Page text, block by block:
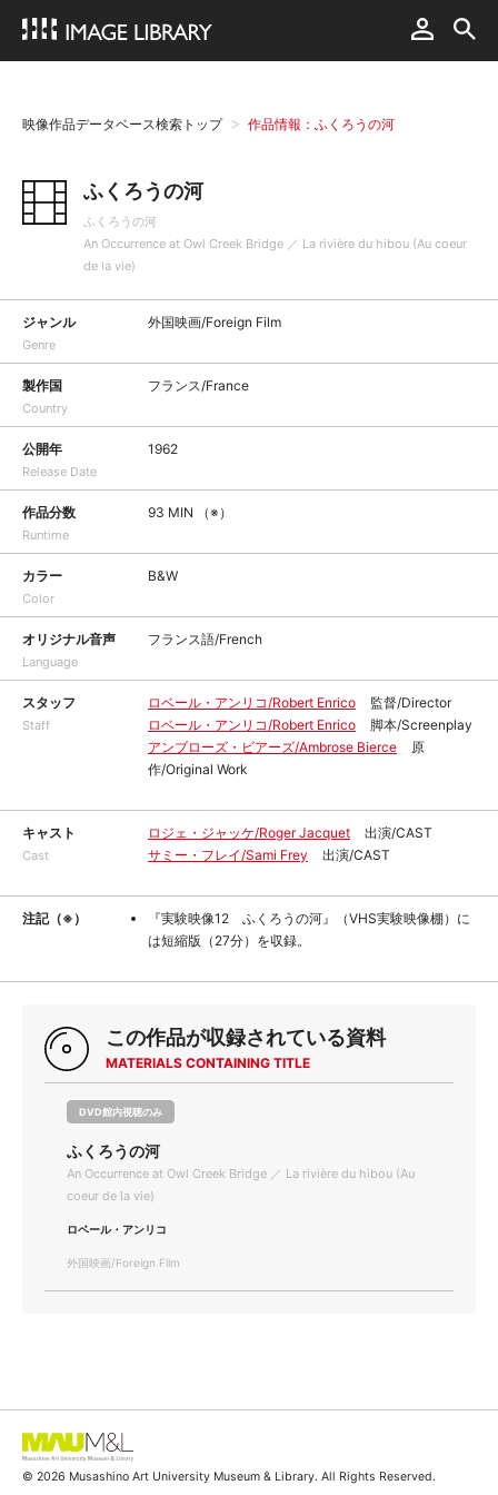
映像作品データベース検索トップ 作品情報：ふくろうの河
ふくろうの河
ふくろうの河
An Occurrence at Owl Creek Bridge ／ La rivière du hibou (Au coeur
de la vie)
ジャンル
Genre
外国映画/Foreign Film
製作国
Country
フランス/France
公開年
Release Date
1962
作品分数
Runtime
93 MIN （※）
カラー
Color
B&W
オリジナル音声
Language
フランス語/French
スタッフ
Staff
ロベール・アンリコ/Robert Enrico
監督/Director
ロベール・アンリコ/Robert Enrico
脚本/Screenplay
アンブローズ・ビアーズ/Ambrose Bierce
原
作/Original Work
キャスト
Cast
ロジェ・ジャッケ/Roger Jacquet
出演/CAST
サミー・フレイ/Sami Frey
出演/CAST
注記（※）
『実験映像12 ふくろうの河』（VHS実験映像棚）に
は短縮版（27分）を収録。
この作品が収録されている資料
MATERIALS CONTAINING TITLE
DVD館内視聴のみ
ふくろうの河
An Occurrence at Owl Creek Bridge ／ La rivière du hibou (Au
coeur de la vie)
ロベール・アンリコ
外国映画/Foreign Film
© 2026 Musashino Art University Museum & Library. All Rights Reserved.